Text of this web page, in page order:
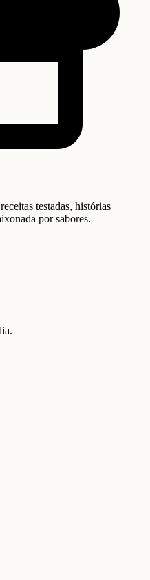
testadas, histórias
por sabores.